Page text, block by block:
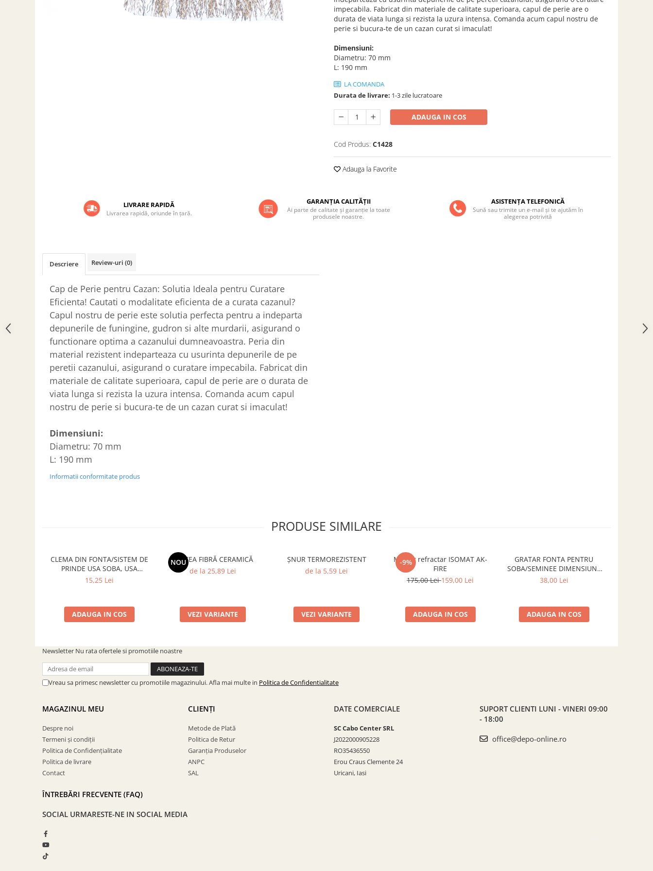
polietilenă cu inele
Coșuri de fum din beton
Coșuri de fum din inox
Coșuri de fum din otel
DIVERSE
Baterii și accesorii
PLASE DE UMBRIRE/ ANTIGRINDINĂ
PRODUSE PENTRU GRĂDINARIT
Irigații pentru grădină
Unelte electrice
STICLĂ TERMOREZISTENTĂ
TIMP LIBER IN NATURA
TRUSE SI ACCESORII PROFESIONALE
impecabila. Fabricat din materiale de calitate superioara, capul de perie are o
durata de viata lunga si rezista la uzura intensa. Comanda acum capul nostru de
perie si bucura-te de un cazan curat si imaculat!
Dimensiuni:
Diametru: 70 mm
L: 190 mm
LA COMANDA
Durata de livrare: 1-3 zile lucratoare
ADAUGA IN COS
Cod Produs: C1428
Adauga la Favorite
LIVRARE RAPIDĂ
Livrarea rapidă, oriunde în țară.
GARANȚIA CALITĂȚII
Ai parte de calitate și garanție la toate
produsele noastre.
ASISTENȚA TELEFONICĂ
Sună sau trimite un e-mail și te ajutăm în
alegerea potrivită
Descriere Review-uri (0)
Cap de Perie pentru Cazan: Solutia Ideala pentru Curatare
Eficienta! Cautati o modalitate eficienta de a curata cazanul?
Capul nostru de perie este solutia perfecta pentru a indeparta
depunerile de funingine, gudron si alte murdarii, asigurand o
functionare optima a cazanului dumneavoastra. Peria din
material rezistent indeparteaza cu usurinta depunerile de pe
peretii cazanului, asigurand o curatare impecabila. Fabricat din
materiale de calitate superioara, capul de perie are o durata de
viata lunga si rezista la uzura intensa. Comanda acum capul
nostru de perie si bucura-te de un cazan curat si imaculat!
Dimensiuni:
Diametru: 70 mm
L: 190 mm
Informatii conformitate produs
PRODUSE SIMILARE
CLEMA DIN FONTA/SISTEM DE
PRINDE USA SOBA, USA
SEMINEU
15,25 Lei
ADAUGA IN COS
NOU
SALTEA FIBRĂ CERAMICĂ
de la 25,89 Lei
VEZI VARIANTE
ȘNUR TERMOREZISTENT
de la 5,59 Lei
VEZI VARIANTE
-9%
Mortar refractar ISOMAT AK-
FIRE
175,00 Lei159,00 Lei
ADAUGA IN COS
GRATAR FONTA PENTRU
SOBA/SEMINEE DIMENSIUNE
250x170 mm
38,00 Lei
ADAUGA IN COS
Newsletter Nu rata ofertele si promotiile noastre
Vreau sa primesc newsletter cu promotiile magazinului. Afla mai multe in Politica de Confidentialitate
MAGAZINUL MEU
Despre noi
Termeni și condiții
Politica de Confidențialitate
Politica de livrare
Contact
ÎNTREBĂRI FRECVENTE (FAQ)
CLIENȚI
Metode de Plată
Politica de Retur
Garanția Produselor
ANPC
SAL
DATE COMERCIALE
SC Cabo Center SRL
J2022000905228
RO35436550
Erou Craus Clemente 24
Uricani, Iasi
SUPORT CLIENTI LUNI - VINERI 09:00
- 18:00
office@depo-online.ro
SOCIAL URMARESTE-NE IN SOCIAL MEDIA